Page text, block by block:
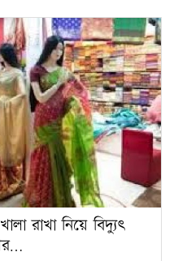
রাখা নিয়ে বিদ্যুৎ